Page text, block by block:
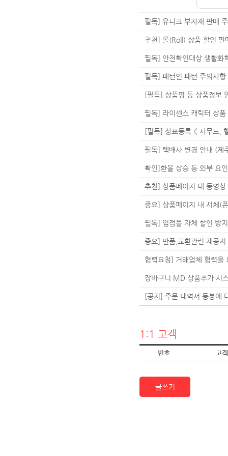
필독] 유니크 부자재 판매
추천] 롤(Roll) 상품 할인 판
필독] 안전확인대상 생활화
필독] 패턴인 패턴 주의사
[필독] 상품명 등 상품정보
필독] 라이센스 캐릭터 상
[필독] 상표등록 < 샤무드,
필독] 택배사 변경 안내 (제
확인]환율 상승 등 외부 요
추천] 상품페이지 내 동영
중요] 상품페이지 내 서체(
필독] 입점몰 자체 할인 방
중요] 반품,교환관련 재공지
협력요청] 거래업체 협력을
장바구니 MD 상품추가 시
[공지] 주문 내역서 동봉에
1:1 고객
번호 고
글쓰기